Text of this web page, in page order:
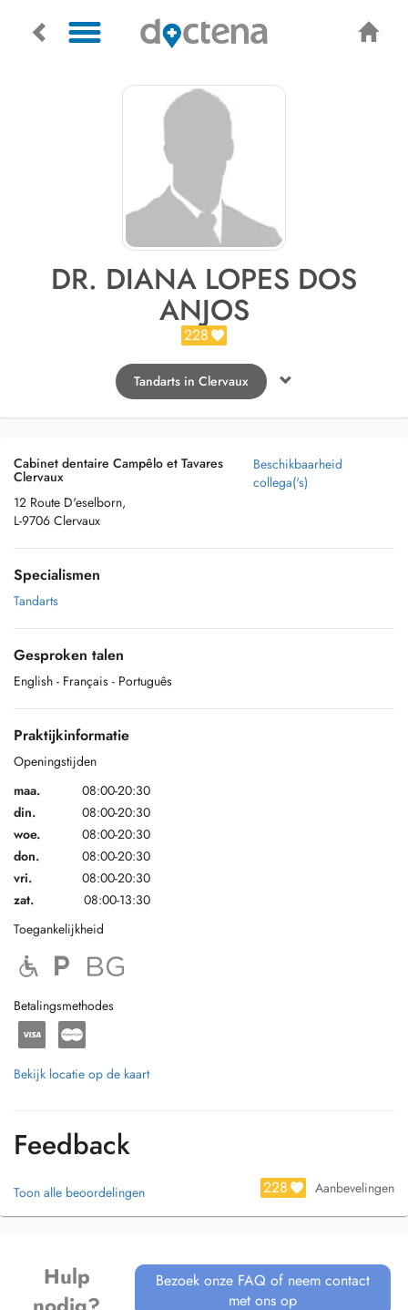
DR. DIANA LOPES DOS
ANJOS
228
Tandarts in Clervaux
Cabinet dentaire Campêlo et Tavares
Clervaux
12 Route D'eselborn,
L-9706 Clervaux
Beschikbaarheid
collega('s)
Specialismen
Tandarts
Gesproken talen
English - Français - Português
Praktijkinformatie
Openingstijden
maa.
08:00-20:30
din.
08:00-20:30
woe.
08:00-20:30
don.
08:00-20:30
vri.
08:00-20:30
zat.
08:00-13:30
Toegankelijkheid
Betalingsmethodes
Bekijk locatie op de kaart
Feedback
Toon alle beoordelingen 228 Aanbevelingen
Hulp
Bezoek onze FAQ of neem contact
met ons op